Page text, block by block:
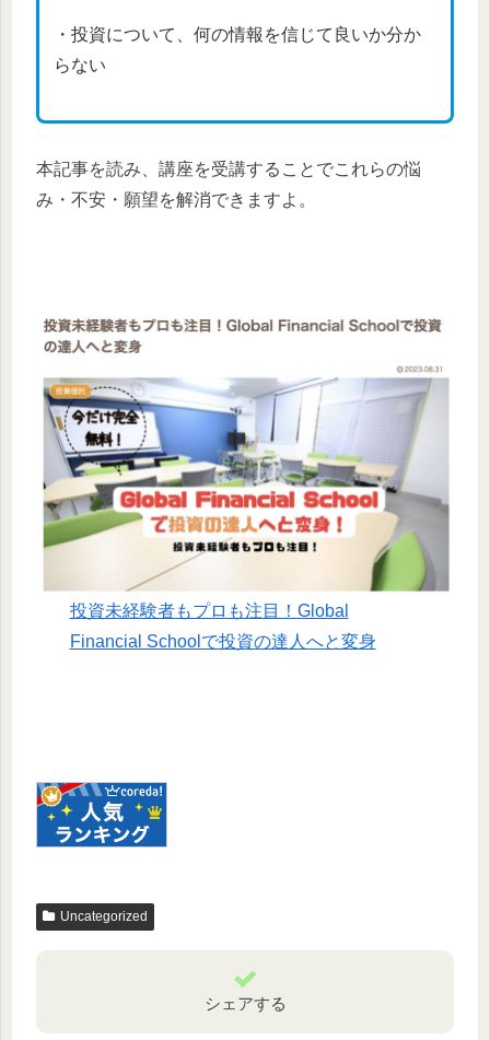
・投資について、何の情報を信じて良いか分か
らない
本記事を読み、講座を受講することでこれらの悩
み・不安・願望を解消できますよ。
投資未経験者もプロも注目！Global
Financial Schoolで投資の達人へと変身
Uncategorized
シェアする